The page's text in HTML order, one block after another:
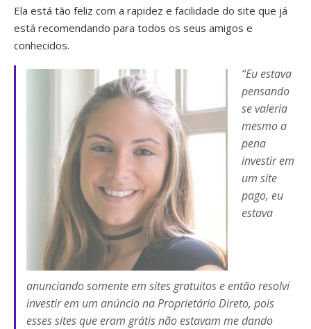
Ela está tão feliz com a rapidez e facilidade do site que já
está recomendando para todos os seus amigos e
conhecidos.
“Eu estava
pensando
se valeria
mesmo a
pena
investir em
um site
pago, eu
estava
anunciando somente em sites gratuitos e então resolvi
investir em um anúncio na Proprietário Direto, pois
esses sites que eram grátis não estavam me dando